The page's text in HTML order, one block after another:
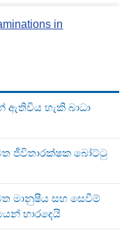
in
ඇතිවිය හැකි බාධා
ජීවිතාරක්ෂක බෝට්ටු
මානුෂීය සහ සෙවීම්
භාරදෙයි